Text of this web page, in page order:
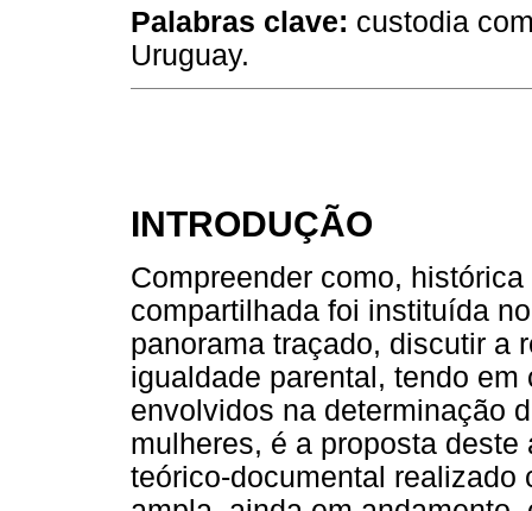
Palabras clave: custodia
Uruguay.
INTRODUÇÃO
Compreender como,
compartilhada foi instituída
panorama traçado, discutir a
igualdade parental, tendo
envolvidos na determinação
mulheres, é a proposta
teórico-documental realizado